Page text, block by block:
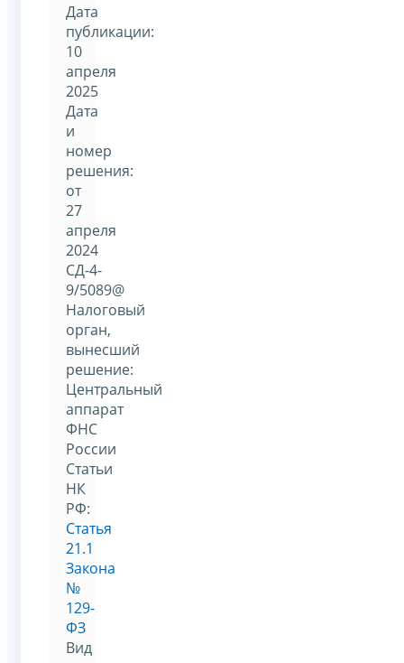
Дата
публикации:
10
апреля
2025
Дата
и
номер
решения:
от
27
апреля
2024
СД-4-
9/5089@
Налоговый
орган,
вынесший
решение:
Центральный
аппарат
ФНС
России
Статьи
НК
РФ:
Статья
21.1
Закона
№
129-
ФЗ
Вид